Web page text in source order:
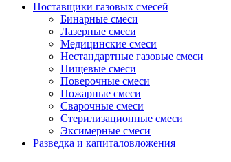
Поставщики газовых смесей
Бинарные смеси
Лазерные смеси
Медицинские смеси
Нестандартные газовые смеси
Пищевые смеси
Поверочные смеси
Пожарные смеси
Сварочные смеси
Стерилизационные смеси
Эксимерные смеси
Разведка и капиталовложения